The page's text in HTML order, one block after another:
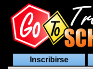
Inscribirse